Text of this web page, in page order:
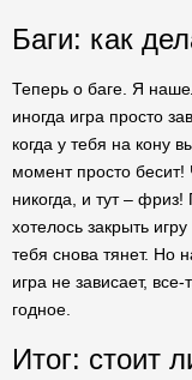
Баги: как
Теперь о баге. Я
иногда игра просто
когда у тебя на кону
момент просто
никогда, и тут –
хотелось закрыть
тебя снова тянет. Но
игра не зависает,
годное.
Итог: стоит